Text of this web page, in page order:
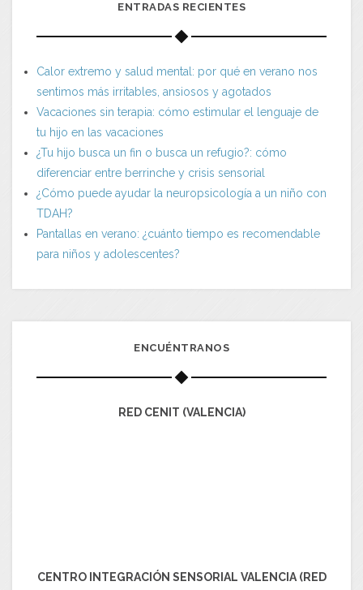
ENTRADAS RECIENTES
Calor extremo y salud mental: por qué en verano nos
sentimos más irritables, ansiosos y agotados
Vacaciones sin terapia: cómo estimular el lenguaje de
tu hijo en las vacaciones
¿Tu hijo busca un fin o busca un refugio?: cómo
diferenciar entre berrinche y crisis sensorial
¿Cómo puede ayudar la neuropsicología a un niño con
TDAH?
Pantallas en verano: ¿cuánto tiempo es recomendable
para niños y adolescentes?
ENCUÉNTRANOS
RED CENIT (VALENCIA)
CENTRO INTEGRACIÓN SENSORIAL VALENCIA (RED